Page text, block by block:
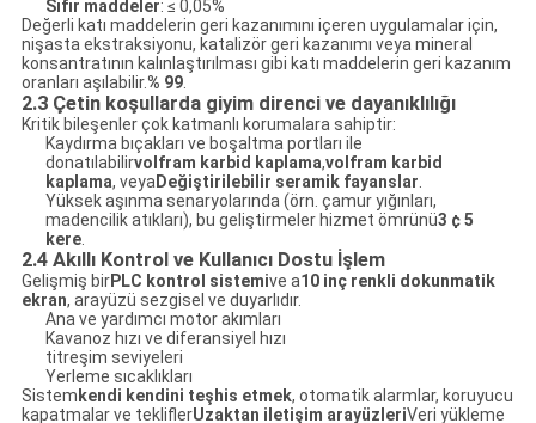
Sıfır maddeler: ≤ 0,05%
Değerli katı maddelerin geri kazanımını içeren uygulamalar için,
nişasta ekstraksiyonu, katalizör geri kazanımı veya mineral
konsantratının kalınlaştırılması gibi katı maddelerin geri kazanım
oranları aşılabilir.% 99.
2.3 Çetin koşullarda giyim direnci ve dayanıklılığı
Kritik bileşenler çok katmanlı korumalara sahiptir:
Kaydırma bıçakları ve boşaltma portları ile
donatılabilirvolfram karbid kaplama,volfram karbid
kaplama, veyaDeğiştirilebilir seramik fayanslar.
Yüksek aşınma senaryolarında (örn. çamur yığınları,
madencilik atıkları), bu geliştirmeler hizmet ömrünü3 ¢ 5
kere.
2.4 Akıllı Kontrol ve Kullanıcı Dostu İşlem
Gelişmiş birPLC kontrol sistemive a10 inç renkli dokunmatik
ekran, arayüzü sezgisel ve duyarlıdır.
Ana ve yardımcı motor akımları
Kavanoz hızı ve diferansiyel hızı
titreşim seviyeleri
Yerleme sıcaklıkları
Sistem kendi kendini teşhis etmek, otomatik alarmlar, koruyucu
kapatmalar ve tekliflerUzaktan iletişim arayüzleriVeri yükleme